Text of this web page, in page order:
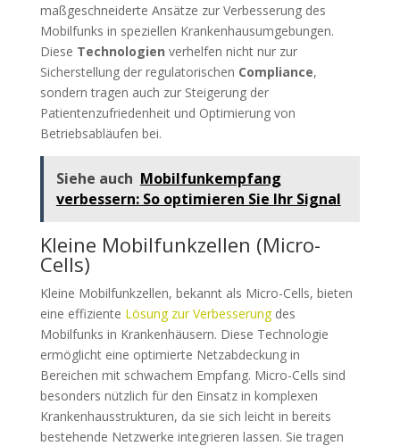
maßgeschneiderte Ansätze zur Verbesserung des
Mobilfunks in speziellen Krankenhausumgebungen.
Diese Technologien verhelfen nicht nur zur
Sicherstellung der regulatorischen Compliance,
sondern tragen auch zur Steigerung der
Patientenzufriedenheit und Optimierung von
Betriebsabläufen bei.
Siehe auch Mobilfunkempfang
verbessern: So optimieren Sie Ihr Signal
Kleine Mobilfunkzellen (Micro-
Cells)
Kleine Mobilfunkzellen, bekannt als Micro-Cells, bieten
eine effiziente Lösung zur Verbesserungdes
Mobilfunks in Krankenhäusern. Diese Technologie
ermöglicht eine optimierte Netzabdeckung in
Bereichen mit schwachem Empfang. Micro-Cells sind
besonders nützlich für den Einsatz in komplexen
Krankenhausstrukturen, da sie sich leicht in bereits
bestehende Netzwerke integrieren lassen. Sie tragen